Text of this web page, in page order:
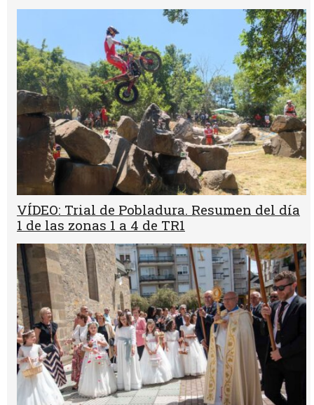
VÍDEO: Trial de Pobladura. Resumen del día
1 de las zonas 1 a 4 de TR1